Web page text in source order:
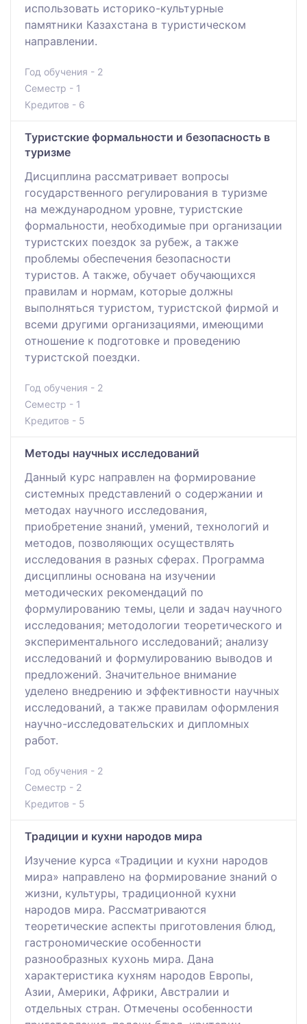
использовать историко-культурные
памятники Казахстана в туристическом
направлении.
Год обучения - 2
Семестр - 1
Кредитов - 6
Туристские формальности и безопасность в
туризме
Дисциплина рассматривает вопросы
государственного регулирования в туризме
на международном уровне, туристские
формальности, необходимые при организации
туристских поездок за рубеж, а также
проблемы обеспечения безопасности
туристов. А также, обучает обучающихся
правилам и нормам, которые должны
выполняться туристом, туристской фирмой и
всеми другими организациями, имеющими
отношение к подготовке и проведению
туристской поездки.
Год обучения - 2
Семестр - 1
Кредитов - 5
Методы научных исследований
Данный курс направлен на формирование
системных представлений о содержании и
методах научного исследования,
приобретение знаний, умений, технологий и
методов, позволяющих осуществлять
исследования в разных сферах. Программа
дисциплины основана на изучении
методических рекомендаций по
формулированию темы, цели и задач научного
исследования; методологии теоретического и
экспериментального исследований; анализу
исследований и формулированию выводов и
предложений. Значительное внимание
уделено внедрению и эффективности научных
исследований, а также правилам оформления
научно-исследовательских и дипломных
работ.
Год обучения - 2
Семестр - 2
Кредитов - 5
Традиции и кухни народов мира
Изучение курса «Традиции и кухни народов
мира» направлено на формирование знаний о
жизни, культуры, традиционной кухни
народов мира. Рассматриваются
теоретические аспекты приготовления блюд,
гастрономические особенности
разнообразных кухонь мира. Дана
характеристика кухням народов Европы,
Азии, Америки, Африки, Австралии и
отдельных стран. Отмечены особенности